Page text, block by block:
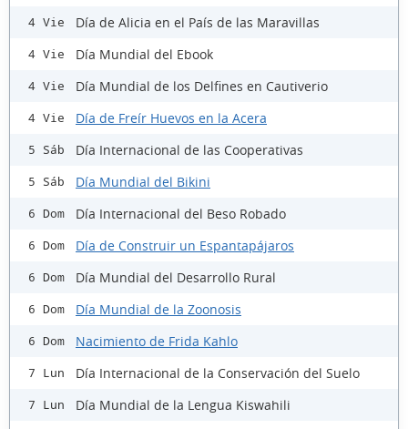
4 Vie Día de Alicia en el País de las Maravillas
4 Vie Día Mundial del Ebook
4 Vie Día Mundial de los Delfines en Cautiverio
4 Vie Día de Freír Huevos en la Acera
5 Sáb Día Internacional de las Cooperativas
5 Sáb Día Mundial del Bikini
6 Dom Día Internacional del Beso Robado
6 Dom Día de Construir un Espantapájaros
6 Dom Día Mundial del Desarrollo Rural
6 Dom Día Mundial de la Zoonosis
6 Dom Nacimiento de Frida Kahlo
7 Lun Día Internacional de la Conservación del Suelo
7 Lun Día Mundial de la Lengua Kiswahili